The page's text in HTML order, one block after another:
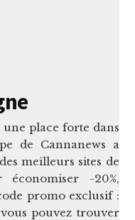
place forte dans
de Cannanews a
meilleurs sites de
-20%,
promo exclusif :
pouvez trouver